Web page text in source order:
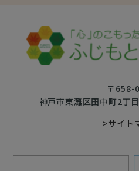
〒658-
神戸市東灘区田中町2丁
>サイト